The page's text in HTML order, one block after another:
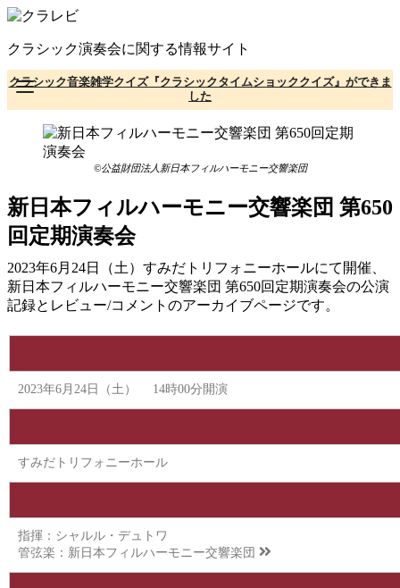
コ
テ
ン
ツ
へ
クラシック演奏会に関する情報サイト
クラシック音楽雑学クイズ『クラシックタイムショッククイズ』ができま
した
©公益財団法人新日本フィルハーモニー交響楽団
新日本フィルハーモニー交響楽団 第650
回定期演奏会
2023年6月24日（土）すみだトリフォニーホールにて開催、
新日本フィルハーモニー交響楽団 第650回定期演奏会の公演
記録とレビュー/コメントのアーカイブページです。
2023年6月24日（土） 14時00分開演
すみだトリフォニーホール
指揮：シャルル・デュトワ
管弦楽： 新日本フィルハーモニー交響楽団